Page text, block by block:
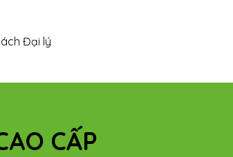
Đại lý
CẤP